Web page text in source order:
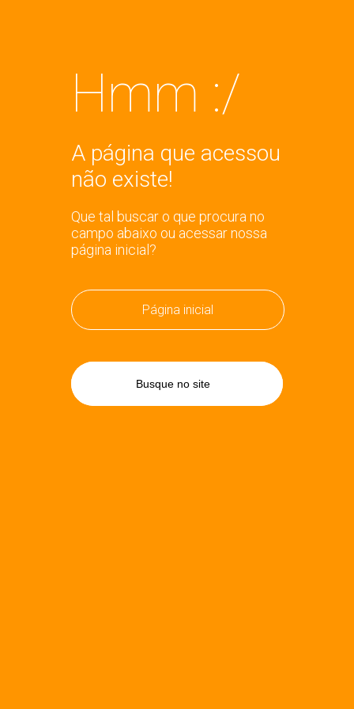
Hmm :/
A página que acessou
não existe!
Que tal buscar o que procura no
campo abaixo ou acessar nossa
página inicial?
Página inicial